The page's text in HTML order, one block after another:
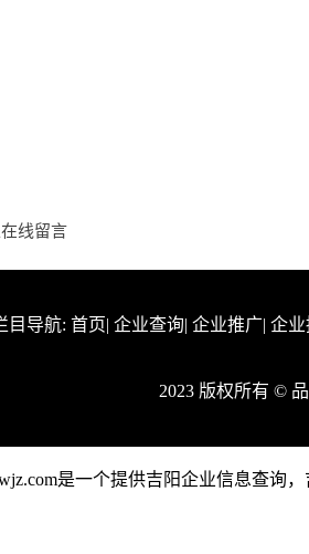
在线留言
目导航: 首页| 企业查询| 企业推广| 企
2023 版权所有 ©
是一个提供吉阳企业信息查询